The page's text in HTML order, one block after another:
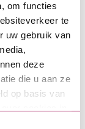
om functies
te
uw gebruik van
deze
die u aan ze
op basis van
over de te
apart over
Hoe
je op weg
voor,